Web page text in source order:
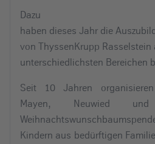
Dazu
haben dieses Jahr die
von ThyssenKrupp Rasselstein
unterschiedlichsten Bereichen
Seit 10 Jahren
Mayen, Neuwied
Kindern aus bedürftigen